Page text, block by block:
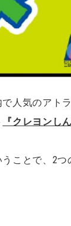
人気のアト
『クレヨンし
ことで、2つ